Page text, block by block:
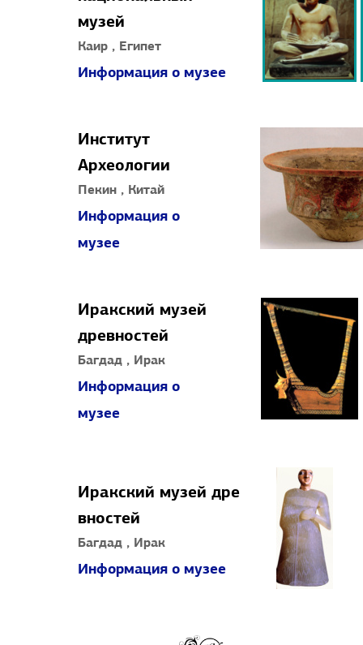
музей
Каир , Египет
Информация о музее
Институт
Археологии
Пекин , Китай
Информация о
музее
Иракский музей
древностей
Багдад , Ирак
Информация о
музее
Иракский музей дре
вностей
Багдад , Ирак
Информация о музее